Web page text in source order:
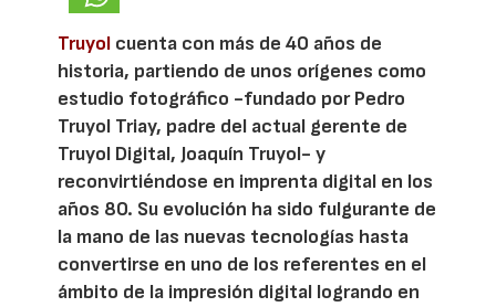
Truyol cuenta con más de 40 años de
historia, partiendo de unos orígenes como
estudio fotográfico -fundado por Pedro
Truyol Triay, padre del actual gerente de
Truyol Digital, Joaquín Truyol- y
reconvirtiéndose en imprenta digital en los
años 80. Su evolución ha sido fulgurante de
la mano de las nuevas tecnologías hasta
convertirse en uno de los referentes en el
ámbito de la impresión digital logrando en